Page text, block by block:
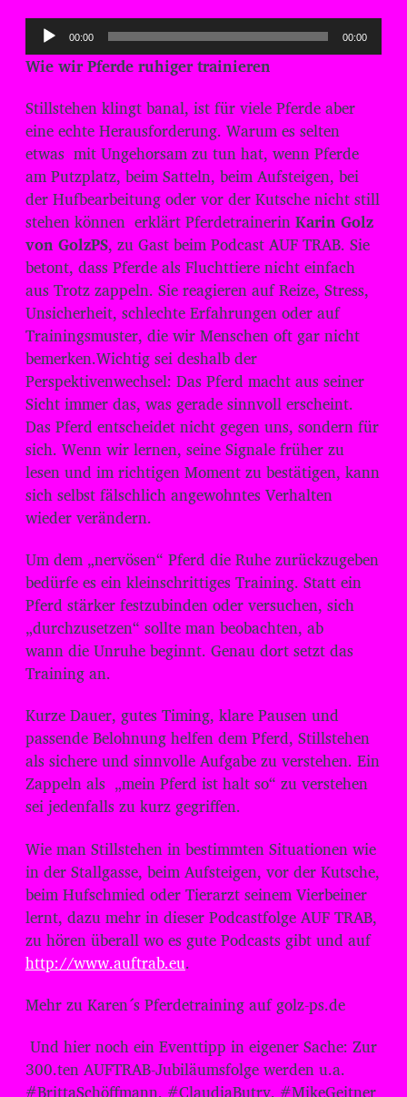
u
d
i
o
-
P
l
a
y
e
r
00:00 00:00
Wie wir Pferde ruhiger trainieren
Stillstehen klingt banal, ist für viele Pferde aber
eine echte Herausforderung. Warum es selten
etwas mit Ungehorsam zu tun hat, wenn Pferde
am Putzplatz, beim Satteln, beim Aufsteigen, bei
der Hufbearbeitung oder vor der Kutsche nicht still
stehen können erklärt PferdetrainerinKarin Golz
von GolzPS, zu Gast beim Podcast AUF TRAB. Sie
betont, dass Pferde als Fluchttiere nicht einfach
aus Trotz zappeln. Sie reagieren auf Reize, Stress,
Unsicherheit, schlechte Erfahrungen oder auf
Trainingsmuster, die wir Menschen oft gar nicht
bemerken.Wichtig sei deshalb der
Perspektivenwechsel: Das Pferd macht aus seiner
Sicht immer das, was gerade sinnvoll erscheint.
Das Pferd entscheidet nicht gegen uns, sondern für
sich. Wenn wir lernen, seine Signale früher zu
lesen und im richtigen Moment zu bestätigen, kann
sich selbst fälschlich angewohntes Verhalten
wieder verändern.
Um dem „nervösen“ Pferd die Ruhe zurückzugeben
bedürfe es ein kleinschrittiges Training. Statt ein
Pferd stärker festzubinden oder versuchen, sich
„durchzusetzen“ sollte man beobachten, ab
wann die Unruhe beginnt. Genau dort setzt das
Training an.
Kurze Dauer, gutes Timing, klare Pausen und
passende Belohnung helfen dem Pferd, Stillstehen
als sichere und sinnvolle Aufgabe zu verstehen. Ein
Zappeln als „mein Pferd ist halt so“ zu verstehen
sei jedenfalls zu kurz gegriffen.
Wie man Stillstehen in bestimmten Situationen wie
in der Stallgasse, beim Aufsteigen, vor der Kutsche,
beim Hufschmied oder Tierarzt seinem Vierbeiner
lernt, dazu mehr in dieser Podcastfolge AUF TRAB,
zu hören überall wo es gute Podcasts gibt und auf
http://www.auftrab.eu.
Mehr zu Karen´s Pferdetraining auf golz-ps.de
Und hier noch ein Eventtipp in eigener Sache: Zur
300.ten AUFTRAB-Jubiläumsfolge werden u.a.
#BrittaSchöffmann, #ClaudiaButry, #MikeGeitner